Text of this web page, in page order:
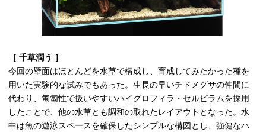
［ 千草潤う ］
今回の壁面はほとんどを水草で構成し、育成してみたかった種を
用いた実験的な試みでもあった。生長の早いチドメグサの仲間に
代わり、匍匐性で扱いやすいハイグロフィラ・セルピラムを採用
したことで、他の水草とも調和の取れたレイアウトとなった。水
中は魚の遊泳スペースを確保したシンプルな構図とし、強健なハ